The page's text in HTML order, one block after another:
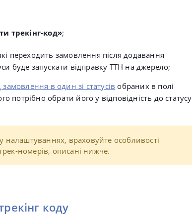
трекінг-код»;
переходить замовлення після додавання
буде запускати відправку ТТН на джерело;
в один зі статусів обраних в полі
потрібно обрати його у відповідність до статусу
налаштуваннях, враховуйте особливості
номерів, описані нижче.
коду